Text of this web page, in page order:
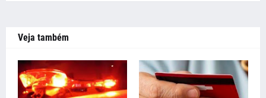
Veja também